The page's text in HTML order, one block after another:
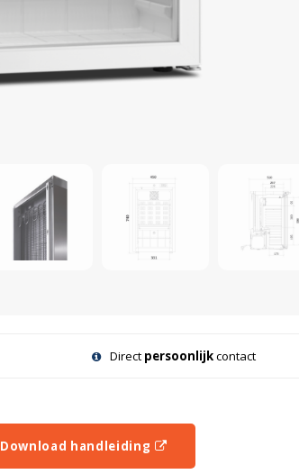
Direct persoonlijkcontact
Download handleiding